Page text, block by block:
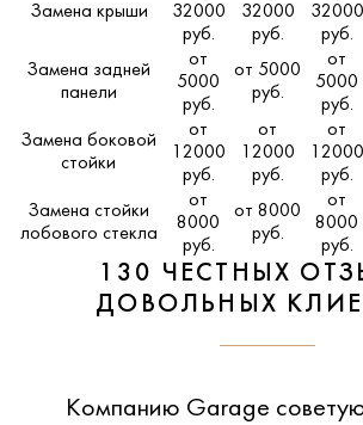
Замена крыши
32000
руб.
32000
руб.
32000
руб.
Замена задней
панели
от
5000
руб.
от 5000
руб.
от
5000
руб.
Замена боковой
стойки
от
12000
руб.
от
12000
руб.
от
12000
руб.
Замена стойки
лобового стекла
от
8000
руб.
от 8000
руб.
от
8000
руб.
130 ЧЕСТНЫХ
ДОВОЛЬНЫХ
Компанию Garage